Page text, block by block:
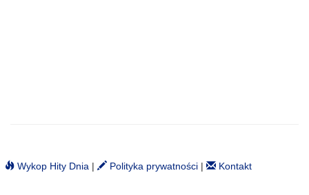
Wykop Hity Dnia | Polityka prywatności | Kontakt